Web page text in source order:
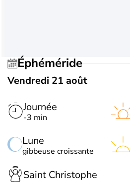
Éphéméride
Vendredi 21 août
Journée
-3 min
Lune
gibbeuse croissante
Saint Christophe